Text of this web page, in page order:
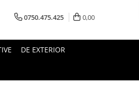
0750.475.425 0,00
DE EXTERIOR